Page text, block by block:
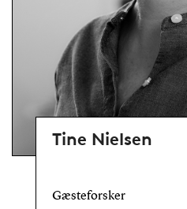
Tine Nielsen
Gæsteforsker